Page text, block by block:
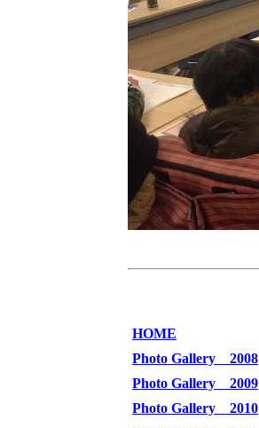
HOME
Photo Gallery 2008
Photo Gallery 2009
Photo Gallery 2010